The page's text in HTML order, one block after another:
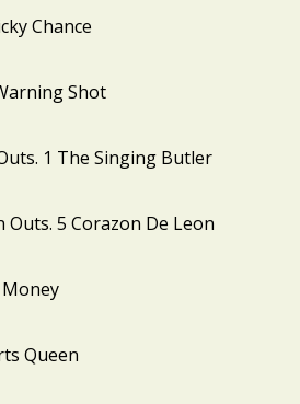
Chance
Shot
1 The Singing Butler
Outs. 5 Corazon De Leon
Queen